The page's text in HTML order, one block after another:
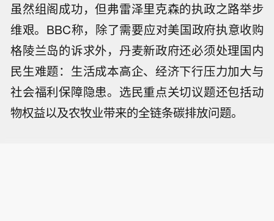
虽然组阁成功，但弗雷泽里克森的执政之路举步
维艰。BBC称，除了需要应对美国政府执意收购
格陵兰岛的诉求外，丹麦新政府还必须处理国内
民生难题：生活成本高企、经济下行压力加大与
社会福利保障隐患。选民重点关切议题还包括动
物权益以及农牧业带来的全链条碳排放问题。